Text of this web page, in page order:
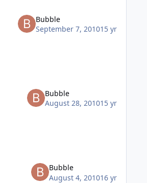
Bubble
September 7, 201015 yr
Bubble
August 28, 201015 yr
Bubble
August 4, 201016 yr